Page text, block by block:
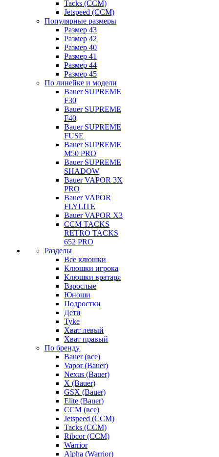
Tacks (CCM)
Jetspeed (CCM)
Популярные размеры
Размер 43
Размер 42
Размер 40
Размер 41
Размер 44
Размер 45
По линейке и модели
Bauer SUPREME
F30
Bauer SUPREME
F40
Bauer SUPREME
FUSE
Bauer SUPREME
M50 PRO
Bauer SUPREME
SHADOW
Bauer VAPOR 3X
PRO
Bauer VAPOR
FLYLITE
Bauer VAPOR X3
CCM TACKS
RETRO TACKS
652 PRO
Разделы
Все клюшки
Клюшки игрока
Клюшки вратаря
Взрослые
Юноши
Подростки
Дети
Tyke
Хват левый
Хват правый
По бренду
Bauer (все)
Vapor (Bauer)
Nexus (Bauer)
X (Bauer)
GSX (Bauer)
Elite (Bauer)
CCM (все)
Jetspeed (CCM)
Tacks (CCM)
Ribcor (CCM)
Warrior
Alpha (Warrior)